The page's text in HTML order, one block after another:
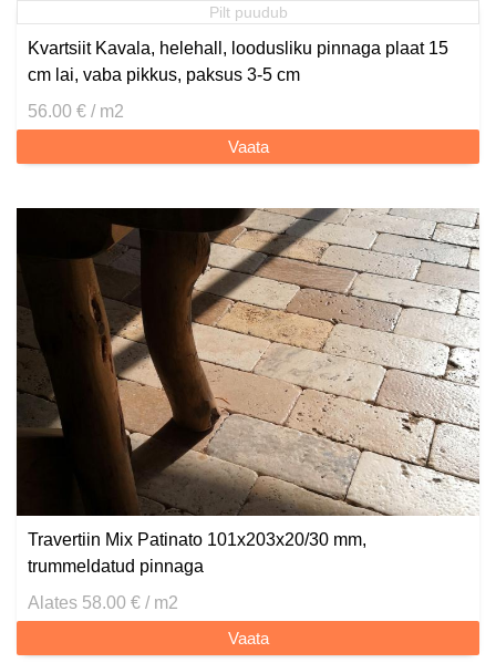
Pilt puudub
Kvartsiit Kavala, helehall, loodusliku pinnaga plaat 15
cm lai, vaba pikkus, paksus 3-5 cm
56.00 € / m2
Vaata
Travertiin Mix Patinato 101x203x20/30 mm,
trummeldatud pinnaga
Alates 58.00 € / m2
Vaata